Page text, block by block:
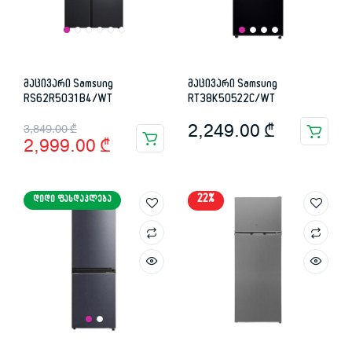
მაცივარი Samsung
RS62R5031B4/WT
3,849.00₾
Original
price
3,849.00 ₾.
2,999.00 ₾
Current
price
2,999.00 ₾.
მაცივარი Samsung
RT38K50522C/WT
2,249.00 ₾
ᲓᲘᲓᲘ ᲤᲐᲡᲓᲐᲙᲚᲔᲑᲐ 22%